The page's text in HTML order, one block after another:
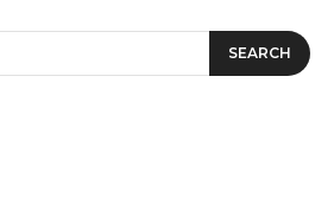
SEARCH